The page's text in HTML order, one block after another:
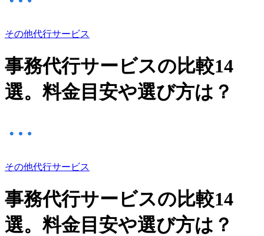
その他代行サービス
事務代行サービスの比較14
選。料金目安や選び方は？
その他代行サービス
事務代行サービスの比較14
選。料金目安や選び方は？